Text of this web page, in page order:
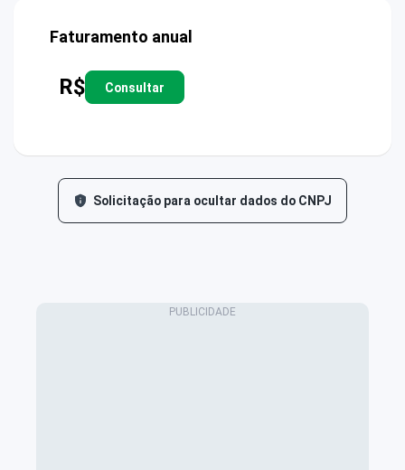
Faturamento anual
R$ Consultar
Solicitação para ocultar dados do CNPJ